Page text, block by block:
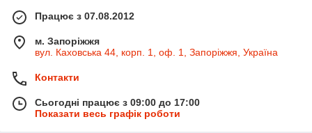
Працює з 07.08.2012
м. Запоріжжя
вул. Каховська 44, корп. 1, оф. 1, Запоріжжя, Україна
Контакти
Сьогодні працює з 09:00 до 17:00
Показати весь графік роботи